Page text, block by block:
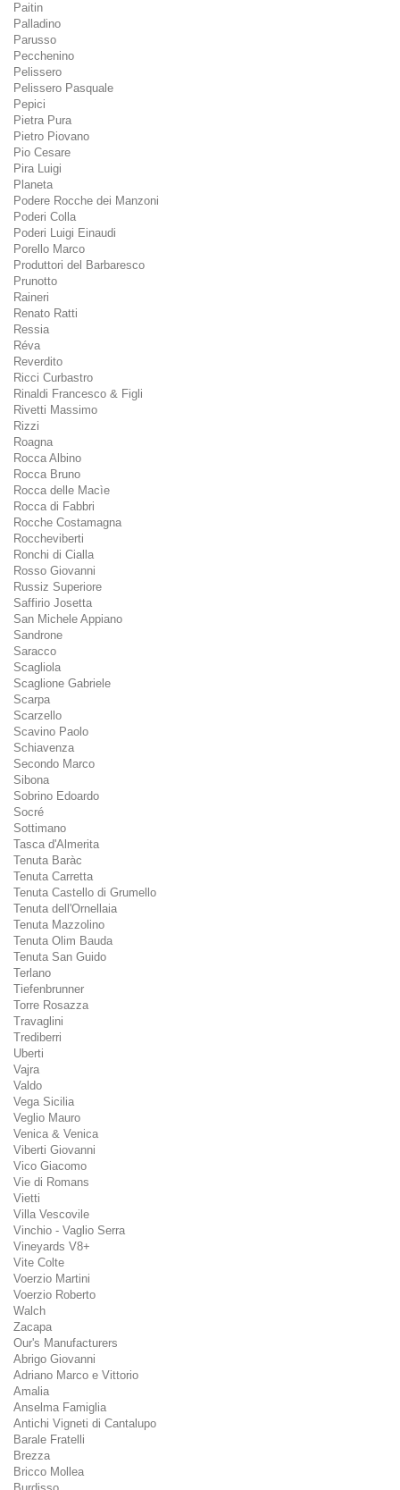
Paitin
Palladino
Parusso
Pecchenino
Pelissero
Pelissero Pasquale
Pepici
Pietra Pura
Pietro Piovano
Pio Cesare
Pira Luigi
Planeta
Podere Rocche dei Manzoni
Poderi Colla
Poderi Luigi Einaudi
Porello Marco
Produttori del Barbaresco
Prunotto
Raineri
Renato Ratti
Ressia
Réva
Reverdito
Ricci Curbastro
Rinaldi Francesco & Figli
Rivetti Massimo
Rizzi
Roagna
Rocca Albino
Rocca Bruno
Rocca delle Macìe
Rocca di Fabbri
Rocche Costamagna
Roccheviberti
Ronchi di Cialla
Rosso Giovanni
Russiz Superiore
Saffirio Josetta
San Michele Appiano
Sandrone
Saracco
Scagliola
Scaglione Gabriele
Scarpa
Scarzello
Scavino Paolo
Schiavenza
Secondo Marco
Sibona
Sobrino Edoardo
Socré
Sottimano
Tasca d'Almerita
Tenuta Baràc
Tenuta Carretta
Tenuta Castello di Grumello
Tenuta dell'Ornellaia
Tenuta Mazzolino
Tenuta Olim Bauda
Tenuta San Guido
Terlano
Tiefenbrunner
Torre Rosazza
Travaglini
Trediberri
Uberti
Vajra
Valdo
Vega Sicilia
Veglio Mauro
Venica & Venica
Viberti Giovanni
Vico Giacomo
Vie di Romans
Vietti
Villa Vescovile
Vinchio - Vaglio Serra
Vineyards V8+
Vite Colte
Voerzio Martini
Voerzio Roberto
Walch
Zacapa
Our's Manufacturers
Abrigo Giovanni
Adriano Marco e Vittorio
Amalia
Anselma Famiglia
Antichi Vigneti di Cantalupo
Barale Fratelli
Brezza
Bricco Mollea